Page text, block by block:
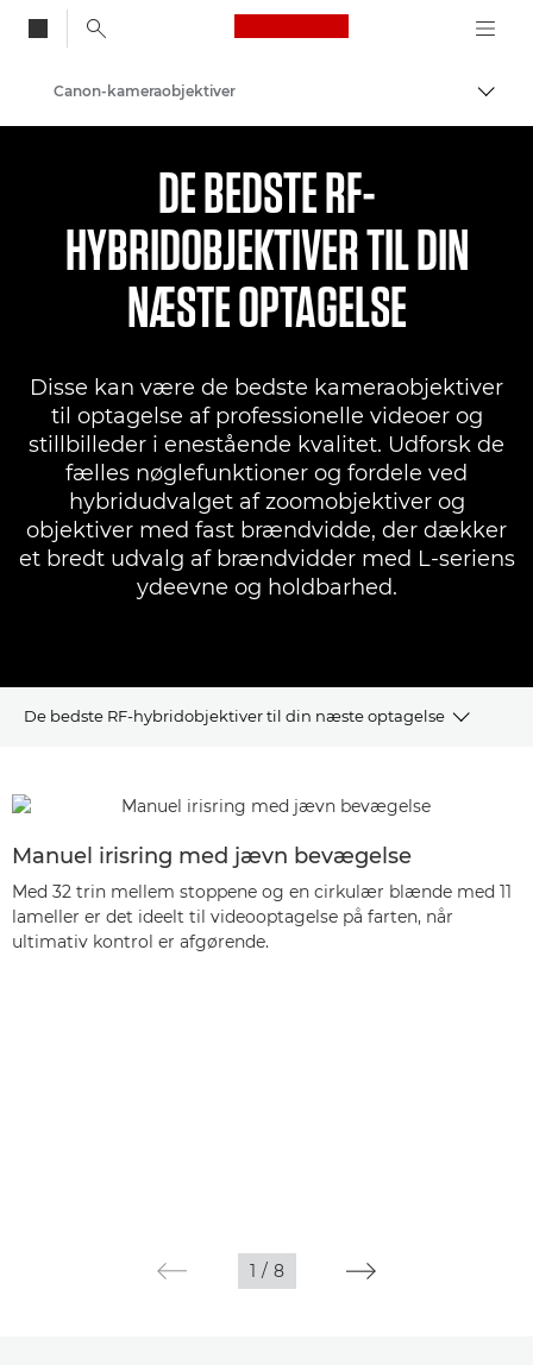
Canon Logo, back
Skift
Canon-kameraobjektiver
DE BEDSTE RF-
HYBRIDOBJEKTIVER TIL DIN
NÆSTE OPTAGELSE
Disse kan være de bedste kameraobjektiver
til optagelse af professionelle videoer og
stillbilleder i enestående kvalitet. Udforsk de
fælles nøglefunktioner og fordele ved
hybridudvalget af zoomobjektiver og
objektiver med fast brændvidde, der dækker
et bredt udvalg af brændvidder med L-seriens
ydeevne og holdbarhed.
De bedste RF-hybridobjektiver til din næste optagelse
SORTIMENT AF RF-HYBRIDOBJEKTIVER
Ofte stillede spørgsmål
Manuel irisring med jævn bevægelse
Med 32 trin mellem stoppene og en cirkulær blænde med 11
lameller er det ideelt til videooptagelse på farten, når
ultimativ kontrol er afgørende.
1 / 8